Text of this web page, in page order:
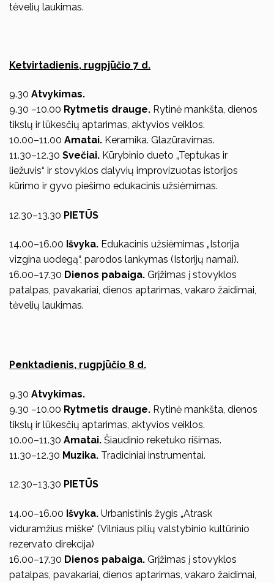
tėvelių laukimas.
Ketvirtadienis, rugpjūčio 7 d.
9.30 Atvykimas.
9.30 –10.00 Rytmetis drauge. Rytinė mankšta, dienos
tikslų ir lūkesčių aptarimas, aktyvios veiklos.
10.00–11.00 Amatai. Keramika. Glazūravimas.
11.30–12.30 Svečiai. Kūrybinio dueto „Teptukas ir
liežuvis“ ir stovyklos dalyvių improvizuotas istorijos
kūrimo ir gyvo piešimo edukacinis užsiėmimas.
12.30–13.30 PIETŪS
14.00–16.00 Išvyka. Edukacinis užsiėmimas „Istorija
vizgina uodegą“, parodos lankymas (Istorijų namai).
16.00–17.30 Dienos pabaiga. Grįžimas į stovyklos
patalpas, pavakariai, dienos aptarimas, vakaro žaidimai,
tėvelių laukimas.
Penktadienis, rugpjūčio 8 d.
9.30 Atvykimas.
9.30 –10.00 Rytmetis drauge. Rytinė mankšta, dienos
tikslų ir lūkesčių aptarimas, aktyvios veiklos.
10.00–11.30 Amatai. Šiaudinio reketuko rišimas.
11.30–12.30 Muzika. Tradiciniai instrumentai.
12.30–13.30 PIETŪS
14.00–16.00 Išvyka. Urbanistinis žygis „Atrask
viduramžius miške“ (Vilniaus pilių valstybinio kultūrinio
rezervato direkcija)
16.00–17.30 Dienos pabaiga. Grįžimas į stovyklos
patalpas, pavakariai, dienos aptarimas, vakaro žaidimai,